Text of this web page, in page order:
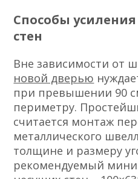
Способы
стен
Вне зависимости от
новой дверью
при превышении 90
периметру.
считается монтаж
металлического
толщине и размеру
рекомендуемый